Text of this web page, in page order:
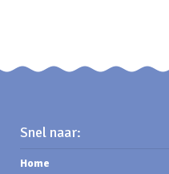
Snel naar:
Home